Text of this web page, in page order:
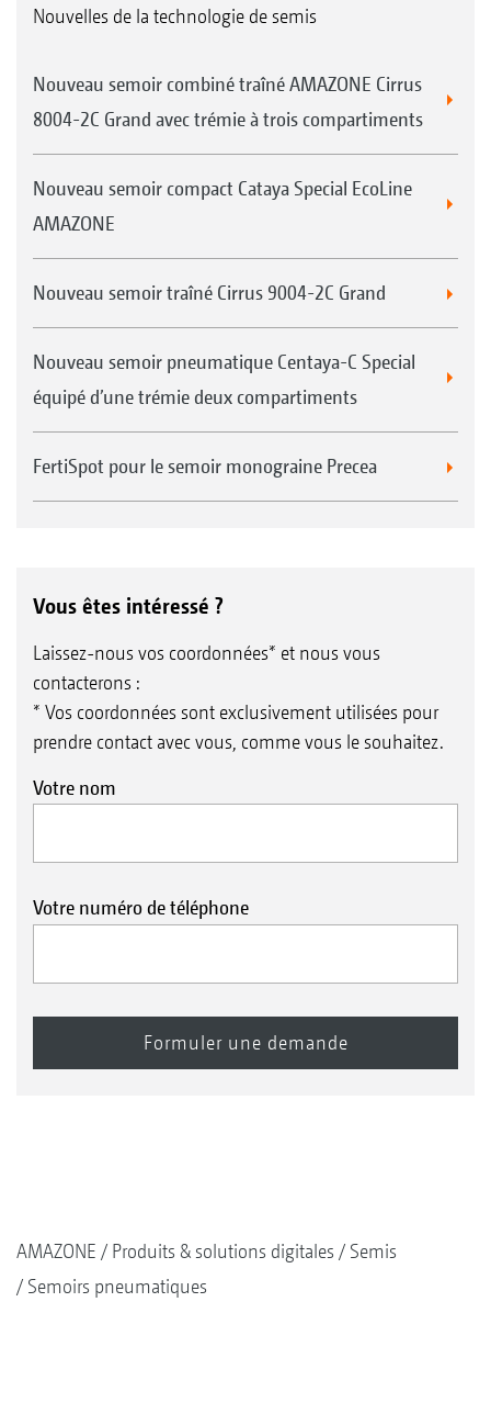
Nouvelles de la technologie de semis
Nouveau semoir combiné traîné AMAZONE Cirrus
8004-2C Grand avec trémie à trois compartiments
Nouveau semoir compact Cataya Special EcoLine
AMAZONE
Nouveau semoir traîné Cirrus 9004-2C Grand
Nouveau semoir pneumatique Centaya-C Special
équipé d’une trémie deux compartiments
FertiSpot pour le semoir monograine Precea
Vous êtes intéressé ?
Laissez-nous vos coordonnées* et nous vous
contacterons :
* Vos coordonnées sont exclusivement utilisées pour
prendre contact avec vous, comme vous le souhaitez.
Votre nom
Votre numéro de téléphone
AMAZONE Produits & solutions digitales
Semis
Semoirs pneumatiques